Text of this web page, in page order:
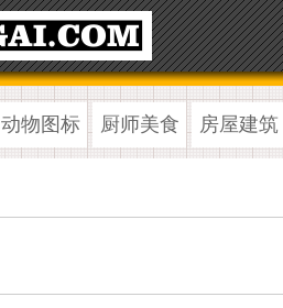
动物图标 厨师美食 房屋建筑